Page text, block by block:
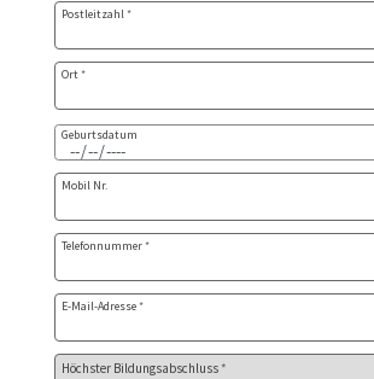
Postleitzahl *
Ort *
Geburtsdatum
Mobil Nr.
Telefonnummer *
E-Mail-Adresse *
Höchster Bildungsabschluss *